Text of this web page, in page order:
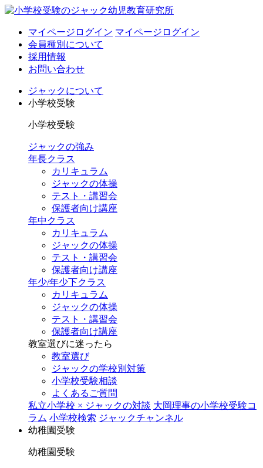
マイページログイン マイページログイン
会員種別について
採用情報
お問い合わせ
ジャックについて
小学校受験
小学校受験
ジャックの強み
年長クラス
カリキュラム
ジャックの体操
テスト・講習会
保護者向け講座
年中クラス
カリキュラム
ジャックの体操
テスト・講習会
保護者向け講座
年少/年少下クラス
カリキュラム
ジャックの体操
テスト・講習会
保護者向け講座
教室選びに迷ったら
教室選び
ジャックの学校別対策
小学校受験相談
よくあるご質問
私立小学校 × ジャックの対談 大岡理事の小学校受験コ
ラム 小学校検索 ジャックチャンネル
幼稚園受験
幼稚園受験